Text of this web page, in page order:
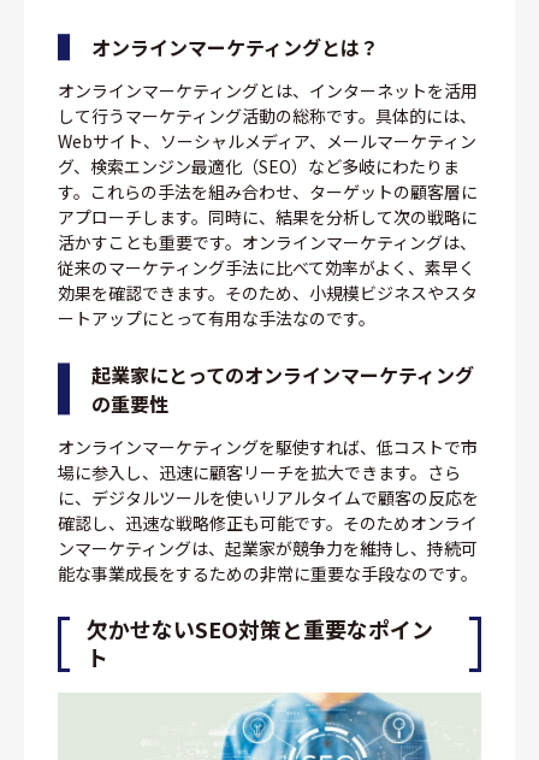
オンラインマーケティングとは？
オンラインマーケティングとは、インターネットを活用
して行うマーケティング活動の総称です。具体的には、
Webサイト、ソーシャルメディア、メールマーケティン
グ、検索エンジン最適化（SEO）など多岐にわたりま
す。これらの手法を組み合わせ、ターゲットの顧客層に
アプローチします。同時に、結果を分析して次の戦略に
活かすことも重要です。オンラインマーケティングは、
従来のマーケティング手法に比べて効率がよく、素早く
効果を確認できます。そのため、小規模ビジネスやスタ
ートアップにとって有用な手法なのです。
起業家にとってのオンラインマーケティング
の重要性
オンラインマーケティングを駆使すれば、低コストで市
場に参入し、迅速に顧客リーチを拡大できます。さら
に、デジタルツールを使いリアルタイムで顧客の反応を
確認し、迅速な戦略修正も可能です。そのためオンライ
ンマーケティングは、起業家が競争力を維持し、持続可
能な事業成長をするための非常に重要な手段なのです。
欠かせないSEO対策と重要なポイン
ト